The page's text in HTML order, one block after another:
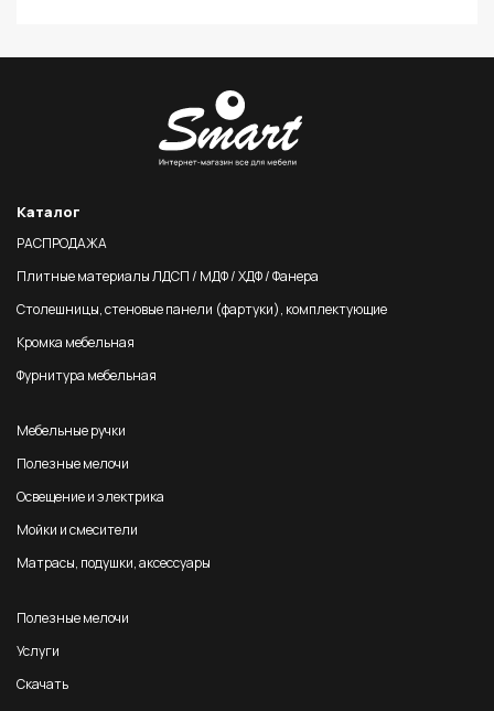
Каталог
РАСПРОДАЖА
Плитные материалы ЛДСП / МДФ / ХДФ / Фанера
Столешницы, стеновые панели (фартуки), комплектующие
Кромка мебельная
Фурнитура мебельная
Мебельные ручки
Полезные мелочи
Освещение и электрика
Мойки и смесители
Матрасы, подушки, аксессуары
Полезные мелочи
Услуги
Скачать